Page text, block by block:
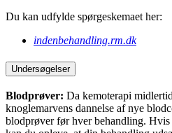
Du kan udfylde spørgeskemaet her:
indenbehandling.rm.dk
Undersøgelser
Blodprøver: Da kemoterapi
knoglemarvens dannelse af nye
blodprøver før hver behandling.